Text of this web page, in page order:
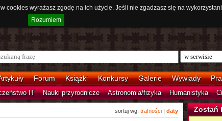
cookies wyrażasz zgodę na ich użycie. Jeśli nie zgadzasz się na
Rozumiem
Forum Książki Konkursy Galerie Wywiady
IT Nauki przyrodnicze Astronomia/fizyka Humanistyka
sortuj wg: trafności| daty Zostań